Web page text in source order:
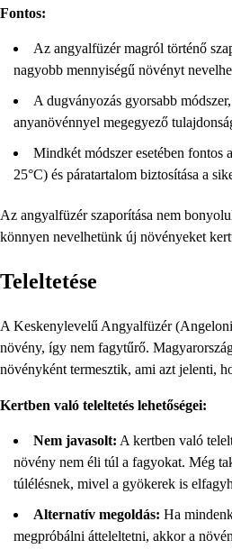
Fontos:
Az angyalfüzér magról történő
nagyobb mennyiségű növényt
A dugványozás gyorsabb
anyanövénnyel megegyező
Mindkét módszer esetében fontos
25°C) és páratartalom biztosítása a
Az angyalfüzér szaporítása nem
könnyen nevelhetünk új növényeket
Teleltetése
A Keskenylevelű Angyalfüzér
növény, így nem fagytűrő.
növényként termesztik, ami azt jelenti,
Kertben való teleltetés lehetőségei:
Nem javasolt: A kertben való
növény nem éli túl a fagyokat. Még
túlélésnek, mivel a gyökerek is
Alternatív megoldás: Ha
megpróbálni átteleltetni, akkor a